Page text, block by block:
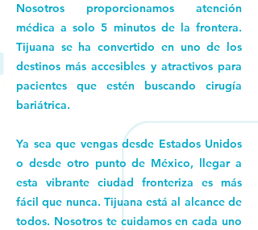
Nosotros proporcionamos atención
médica a solo 5 minutos de la frontera.
Tijuana se ha convertido en uno de los
destinos más accesibles y atractivos para
pacientes que estén buscando cirugía
bariátrica.
Ya sea que vengas desde Estados Unidos
o desde otro punto de México, llegar a
esta vibrante ciudad fronteriza es más
fácil que nunca. Tijuana está al alcance de
todos. Nosotros te cuidamos en cada uno